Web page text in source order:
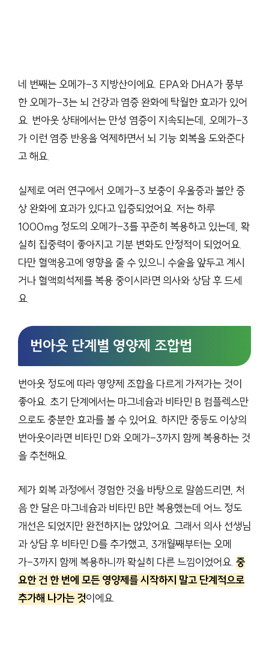
네 번째는 오메가-3 지방산이에요. EPA와 DHA가 풍부
한 오메가-3는 뇌 건강과 염증 완화에 탁월한 효과가 있어
요. 번아웃 상태에서는 만성 염증이 지속되는데, 오메가-3
가 이런 염증 반응을 억제하면서 뇌 기능 회복을 도와준다
고 해요.
실제로 여러 연구에서 오메가-3 보충이 우울증과 불안 증
상 완화에 효과가 있다고 입증되었어요. 저는 하루
1000mg 정도의 오메가-3를 꾸준히 복용하고 있는데, 확
실히 집중력이 좋아지고 기분 변화도 안정적이 되었어요.
다만 혈액응고에 영향을 줄 수 있으니 수술을 앞두고 계시
거나 혈액희석제를 복용 중이시라면 의사와 상담 후 드세
요.
번아웃 단계별 영양제 조합법
번아웃 정도에 따라 영양제 조합을 다르게 가져가는 것이
좋아요. 초기 단계에서는 마그네슘과 비타민 B 컴플렉스만
으로도 충분한 효과를 볼 수 있어요. 하지만 중등도 이상의
번아웃이라면 비타민 D와 오메가-3까지 함께 복용하는 것
을 추천해요.
제가 회복 과정에서 경험한 것을 바탕으로 말씀드리면, 처
음 한 달은 마그네슘과 비타민 B만 복용했는데 어느 정도
개선은 되었지만 완전하지는 않았어요. 그래서 의사 선생님
과 상담 후 비타민 D를 추가했고, 3개월째부터는 오메
가-3까지 함께 복용하니까 확실히 다른 느낌이었어요. 중
요한 건 한 번에 모든 영양제를 시작하지 말고 단계적으로
추가해 나가는 것이에요.